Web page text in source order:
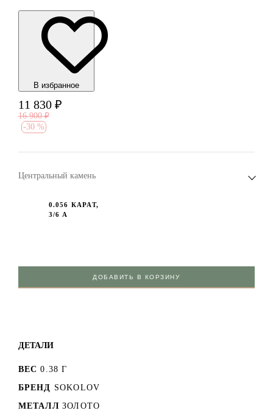
В избранноe
11 830 ₽
16 900 ₽
-30 %
Центральный камень
0.056 КАРАТ,
3/6 А
ДОБАВИТЬ В КОРЗИНУ
ДЕТАЛИ
ВЕС 0.38 Г
БРЕНД SOKOLOV
МЕТАЛЛ ЗОЛОТО